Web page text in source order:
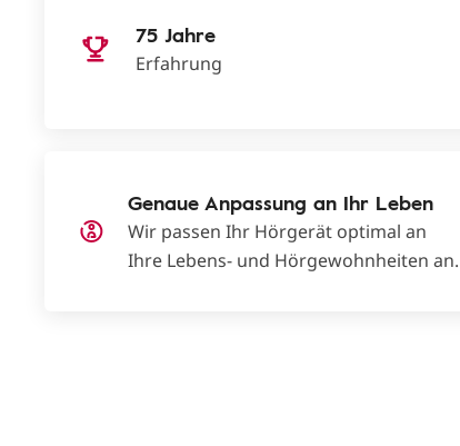
75 Jahre
Erfahrung
Genaue Anpassung an Ihr Leben
Wir passen Ihr Hörgerät optimal an
Ihre Lebens- und Hörgewohnheiten an.